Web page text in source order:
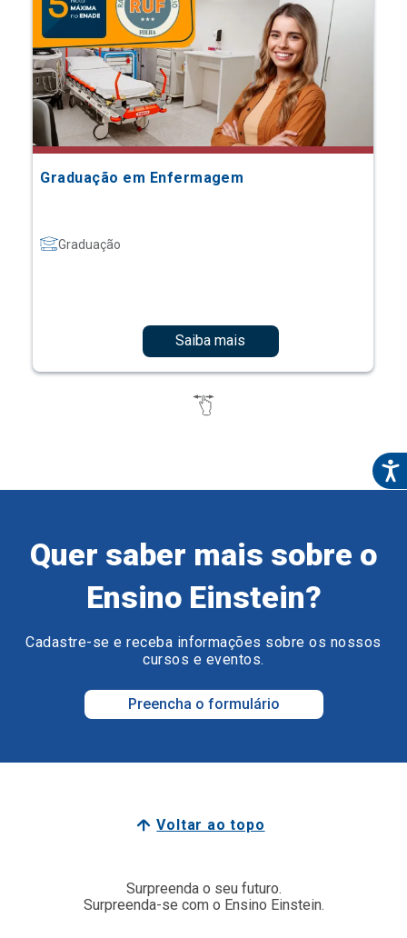
Graduação em Enfermagem
Graduação
Saiba mais
Quer saber mais sobre o
Ensino Einstein?
Cadastre-se e receba informações sobre os nossos
cursos e eventos.
Preencha o formulário
Voltar ao topo
Surpreenda o seu futuro.
Surpreenda-se com o Ensino Einstein.